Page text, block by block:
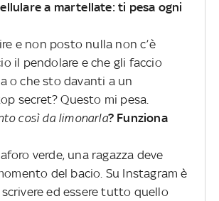
a martellate: ti pesa ogni
e non posto nulla non c’è
il pendolare e che gli faccio
o che sto davanti a un
secret? Questo mi pesa.
così da limonarla? Funziona
verde, una ragazza deve
del bacio. Su Instagram è
ed essere tutto quello